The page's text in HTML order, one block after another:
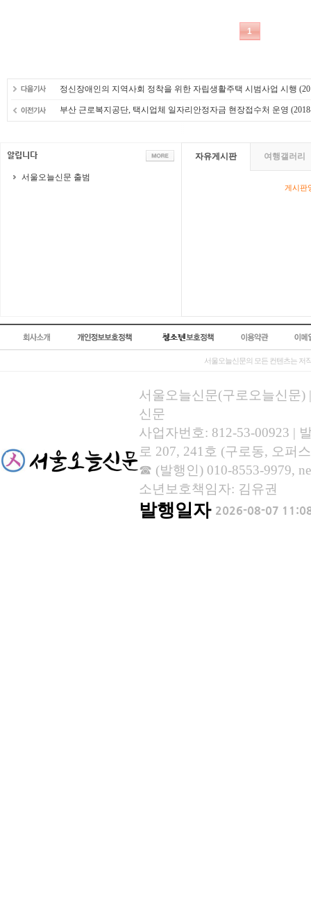
정신장애인의 지역사회 정착을 위한 자립생활주택 시범사업 시행
부산 근로복지공단, 택시업체 일자리안정자금 현장접수처 운영
서울오늘신문 출범
자유게시판 여행갤러리
게시판
서울오늘신문의 모든 컨텐츠는 저
서울오늘신문(구로오늘신문)
신문
사업자번호: 812-53-00923 |
로 207, 241호 (구로동, 오퍼
☎ (발행인) 010-8553-9979,
소년보호책임자: 김유권
발행일자